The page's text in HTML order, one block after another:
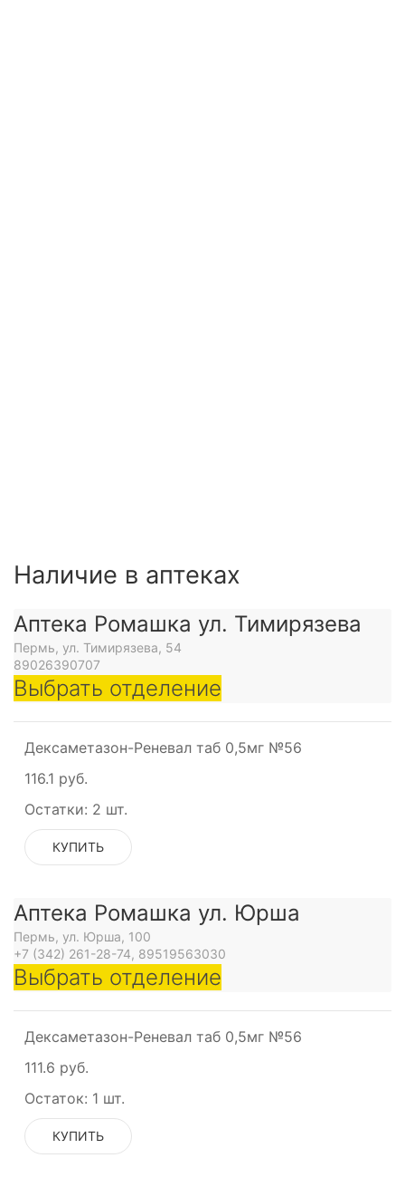
Наличие в аптеках
Аптека Ромашка ул. Тимирязева
Пермь, ул. Тимирязева, 54
89026390707
Выбрать отделение
Дексаметазон-Реневал таб 0,5мг №56
116.1 руб.
Остатки: 2 шт.
КУПИТЬ
Аптека Ромашка ул. Юрша
Пермь, ул. Юрша, 100
+7 (342) 261-28-74, 89519563030
Выбрать отделение
Дексаметазон-Реневал таб 0,5мг №56
111.6 руб.
Остаток: 1 шт.
КУПИТЬ